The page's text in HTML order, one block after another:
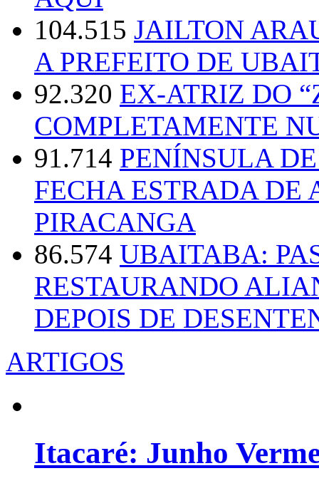
104.515 JAILTON
A PREFEITO DE
92.320 EX-ATRIZ DO
COMPLETAMENTE
91.714 PENÍNSULA
FECHA ESTRADA DE
PIRACANGA
86.574 UBAITABA:
RESTAURANDO
DEPOIS DE
ARTIGOS
Itacaré: Junho